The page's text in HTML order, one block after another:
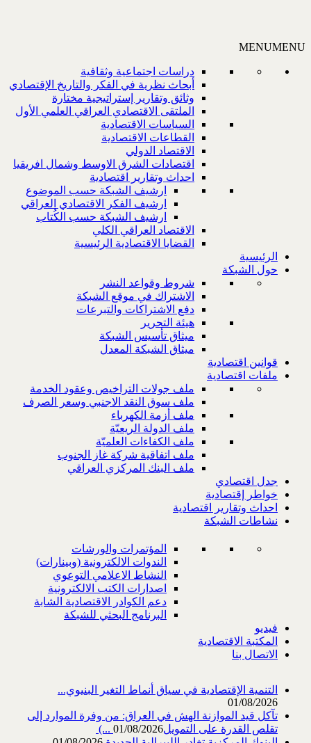
MENUMENU
دراسات اجتماعية وثقافية
أبحاث نظرية في الفكر والتاريخ الإقتصادي
وثائق وتقارير إستراتيجية مختارة
الملتقى الاقتصادي العراقي العلمي الأول
السياسات الاقتصادية
القطاعات الاقتصادية
الاقتصاد الدولي
اقتصادات الشرق الاوسط وشمال افريقيا
احداث وتقارير اقتصادية
ارشيف الشبكة حسب الموضوع
ارشيف الفكر الاقتصادي العراقي
ارشيف الشبكة حسب الكُتاب
الاقتصاد العراقي الكلي
القضايا الاقتصادية الرئيسية
الرئيسية
حول الشبكة
شروط وقواعد النشر
الاشتراك في موقع الشبكة
دفع الاشتراكات والتبرعات
هيئة التحرير
ميثاق تأسيس الشبكة
ميثاق الشبكة المعدل
قوانين اقتصادية
ملفات اقتصادية
ملف جولات التراخيص وعقود الخدمة
ملف سوق النقد الاجنبي وسعر الصرف
ملف أزمة الكهرباء
ملف الدولة الريعيّة
ملف الكفاءات العلميّة
ملف اتفاقية شركة غاز الجنوب
ملف البنك المركزي العراقي
جدل اقتصادي
خواطر إقتصادية
احداث وتقارير اقتصادية
نشاطات الشبكة
المؤتمرات والورشات
الندوات الالكترونية (وبينارات)
النشاط الاعلامي التوعوي
اصدارات الكتب الالكترونية
دعم الكوادر الاقتصادية الشابة
البرنامج البحثي للشبكة
فيديو
المكتبة الاقتصادية
الاتصال بنا
التنمية الإقتصادية في سياق أنماط التغير البنيوي...
01/08/2026
تآكل قيد الموازنة الهش في العراق: من وفرة الموارد إلى
تقلص القدرة على التمويل‎ (...01/08/2026